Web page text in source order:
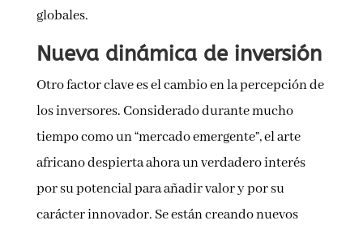
globales.
Nueva dinámica de inversión
Otro factor clave es el cambio en la percepción de
los inversores. Considerado durante mucho
tiempo como un “mercado emergente”, el arte
africano despierta ahora un verdadero interés
por su potencial para añadir valor y por su
carácter innovador. Se están creando nuevos